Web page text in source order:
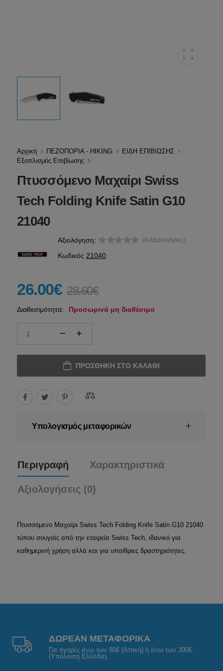
Αρχική ΠΕΖΟΠΟΡΙΑ - HIKING
ΕΙΔΗ ΕΠΙΒΙΩΣΗΣ
Εξοπλισμός Επιβίωσης
Πτυσσόμενο Μαχαίρι Swiss
Tech Folding Knife Satin G10
21040
Αξιολόγηση: (0 Αξιολογήσεις)
Κωδικός 21040
26.00€ 28.60€
Διαθεσιμότητα: Προσωρινά μη διαθέσιμο
ΠΡΟΣΘΉΚΗ ΣΤΟ ΚΑΛΆΘΙ
Υπολογισμός μεταφορικών
Περιγραφή Χαρακτηριστικά
Αξιολογήσεις (0)
Πτυσσόμενο Μαχαίρι Swiss Tech Folding Knife Satin G10 21040
τύπου σουγιάς από την εταιρεία Swiss Tech, ιδανικό για
καθημερινή χρήση αλλά και για υπαίθριες δραστηριότητες.
ΔΩΡΕΑΝ ΜΕΤΑΦΟΡΙΚΑ
Για αγορές άνω των 80€ (Αττική) ή άνω των 300€
(Υπόλοιπη Ελλάδα).